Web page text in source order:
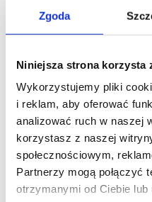
Zgoda
Niniejsza strona korzysta
Wykorzystujemy pliki
i reklam, aby oferować
analizować ruch w naszej
korzystasz z naszej
społecznościowym,
Partnerzy mogą połączyć
otrzymanymi od Ciebie